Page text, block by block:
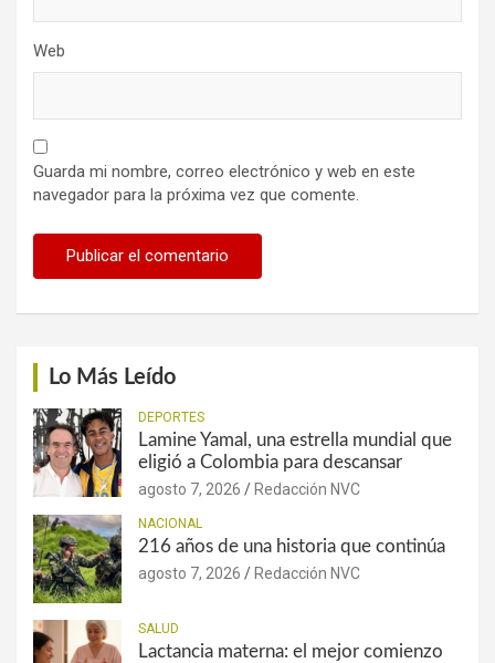
Web
Guarda mi nombre, correo electrónico y web en este
navegador para la próxima vez que comente.
Lo Más Leído
DEPORTES
Lamine Yamal, una estrella mundial que
eligió a Colombia para descansar
agosto 7, 2026 Redacción NVC
NACIONAL
216 años de una historia que continúa
agosto 7, 2026 Redacción NVC
SALUD
Lactancia materna: el mejor comienzo